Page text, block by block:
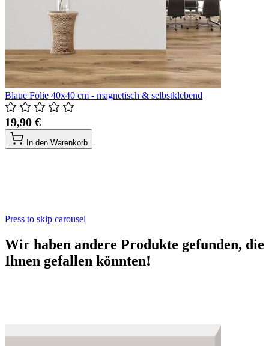
Blaue Folie 40x40 cm - magnetisch & selbstklebend
19,90 €
In den Warenkorb
Press to skip carousel
Wir haben andere Produkte gefunden, die
Ihnen gefallen könnten!